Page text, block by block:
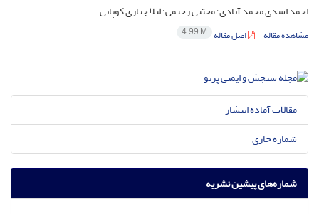
احمد اسدی محمد آیادی؛ مجتبی رحیمی؛ لیلا جباری کوپایی
مشاهده مقاله اصل مقاله 4.99 M
مقالات آماده انتشار
شماره جاری
شماره‌های پیشین نشریه